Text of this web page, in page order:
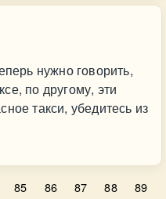
нужно говорить,
по другому, эти
такси, убедитесь из
85 86 87 88
89